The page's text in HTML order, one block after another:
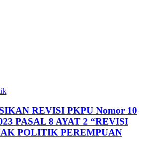
REVISI PKPU Nomor 10
PASAL 8 AYAT 2 “REVISI
POLITIK PEREMPUAN